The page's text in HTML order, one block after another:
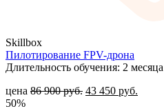
Skillbox
Пилотирование FPV-дрона
Длительность обучения: 2 месяца
цена 86 900руб. 43 450 руб.
50%